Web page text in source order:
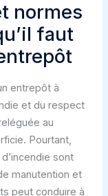
normes
faut
entrepôt à
et du respect
au
Pourtant,
sont
manutention et
peut conduire à